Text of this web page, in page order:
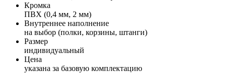
Кромка
ПВХ (0,4 мм, 2 мм)
Внутреннее наполнение
на выбор (полки, корзины, штанги)
Размер
индивидуальный
Цена
указана за базовую комплектацию